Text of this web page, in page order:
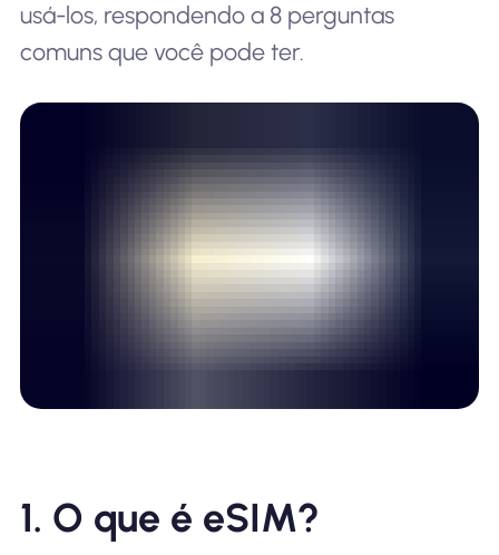
usá-los, respondendo a 8 perguntas
comuns que você pode ter.
1. O que é eSIM?